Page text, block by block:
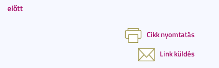
előtt
Cikk nyomtatás
Link küldés